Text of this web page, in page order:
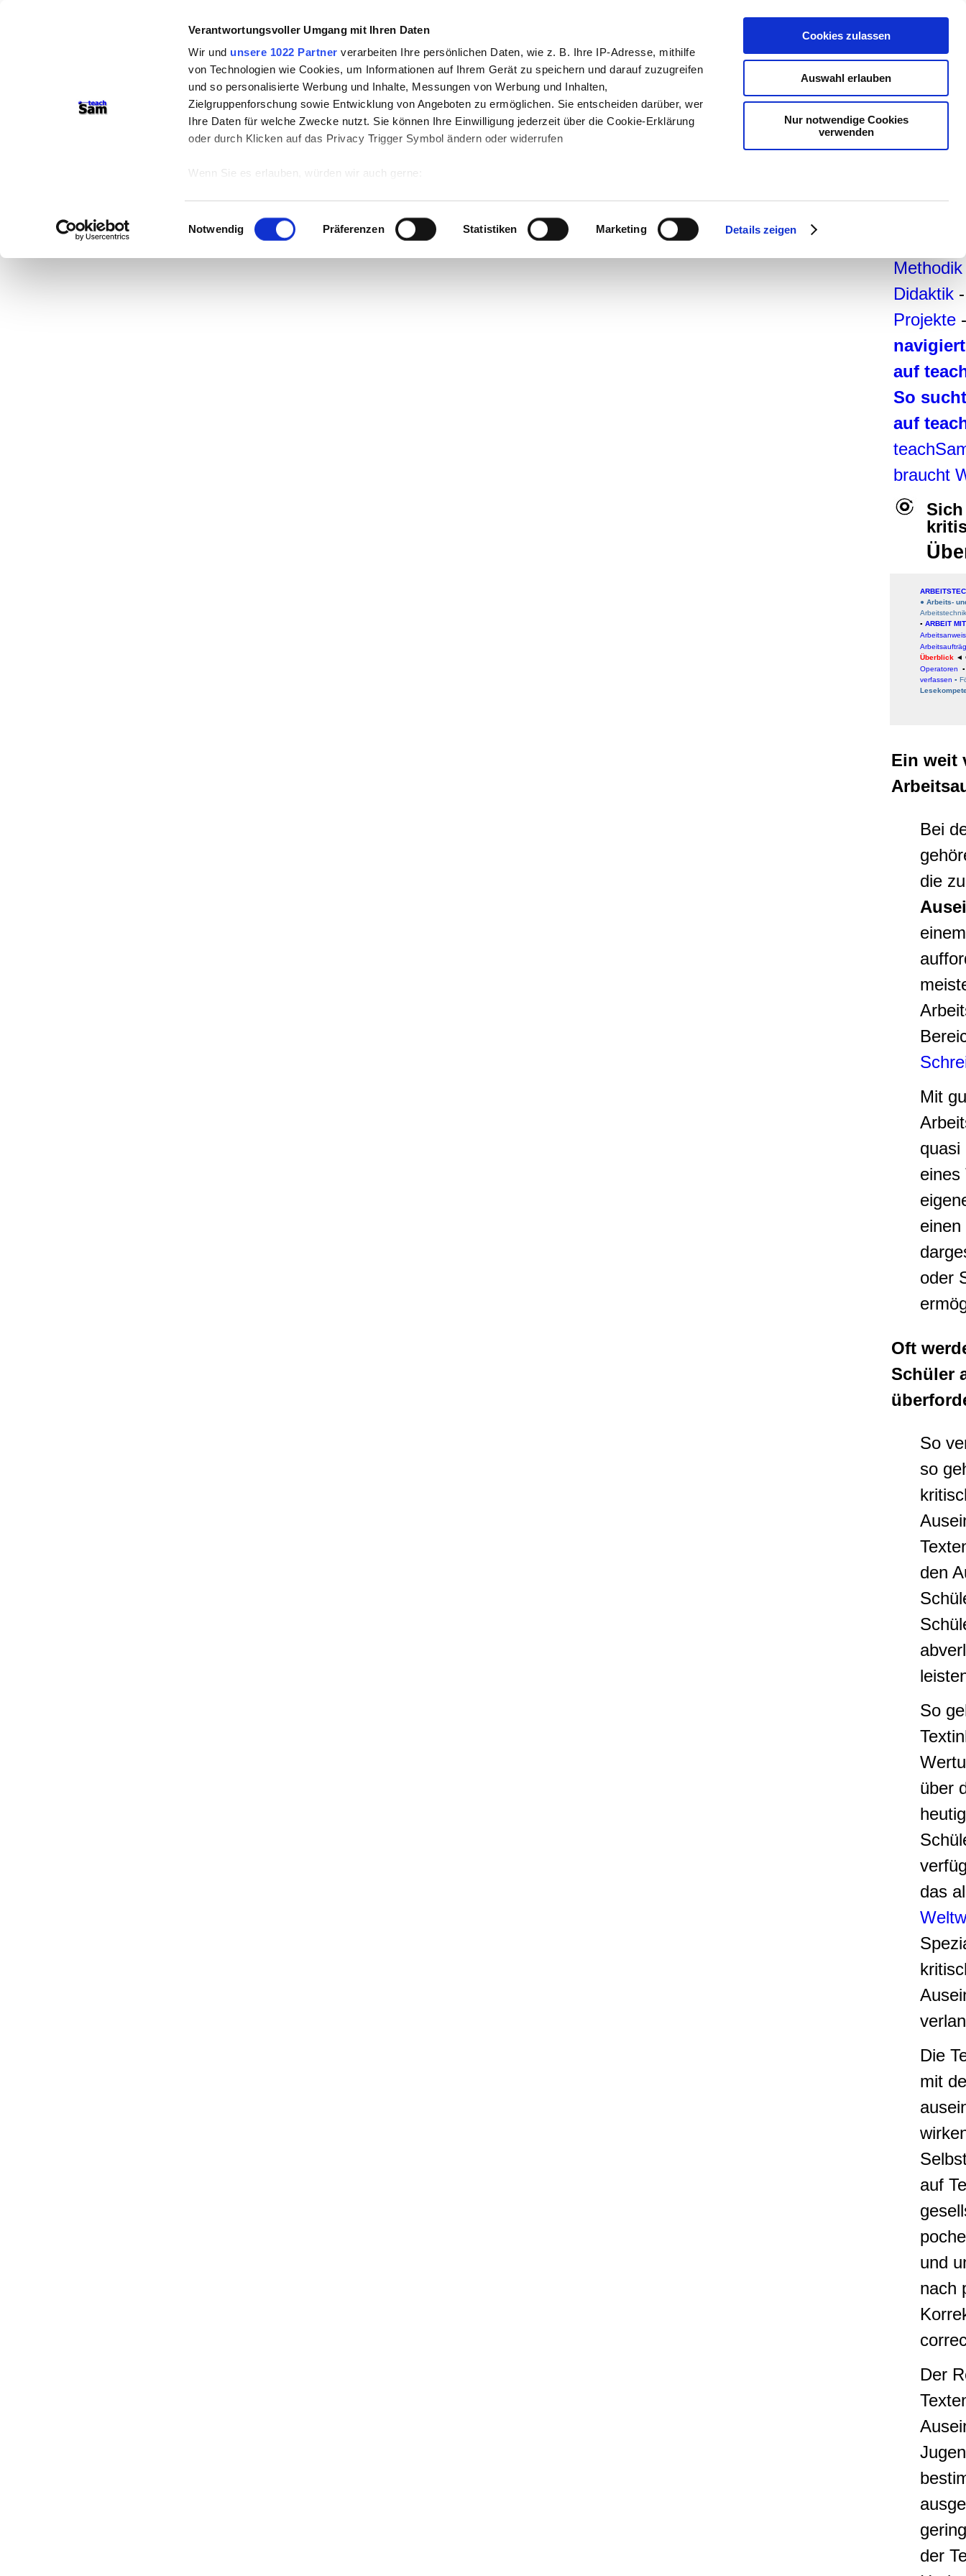
Verantwortungsvoller Umgang mit Ihren Daten
Wir und unsere 1022 Partner verarbeiten Ihre persönlichen Daten, wie z. B. Ihre IP-Adresse, mithilfe
von Technologien wie Cookies, um Informationen auf Ihrem Gerät zu speichern und darauf zuzugreifen
und so personalisierte Werbung und Inhalte, Messungen von Werbung und Inhalten,
Zielgruppenforschung sowie Entwicklung von Angeboten zu ermöglichen. Sie entscheiden darüber, wer
Ihre Daten für welche Zwecke nutzt. Sie können Ihre Einwilligung jederzeit über die Cookie-Erklärung
oder durch Klicken auf das Privacy Trigger Symbol ändern oder widerrufen
Wenn Sie es erlauben, würden wir auch gerne:
Ihr Gerät durch aktives Scannen nach bestimmten Merkmalen (Fingerprinting) identifizieren
Erfahren Sie mehr darüber, wie Ihre persönlichen Daten verarbeitet werden, und legen Sie Ihre
Präferenzen imAbschnitt Einzelheitenfest.
Einwilligungsauswahl
Notwendig Präferenzen Statistiken Marketing Details zeigen
Cookies zulassen
Auswahl erlauben
Nur notwendige Cookies
verwenden
-
Didaktik -
Projekte
auf
So
auf
braucht
● Arbeits-
▪ ARBEIT
Überblick ◄
Operatoren
verfassen ▪
Ein weit
Bei
die
Mit
quasi
eines
einen
oder
Oft
Schüler
So
so
den
So
über
das
Die
mit
auf
und
nach
Der
der